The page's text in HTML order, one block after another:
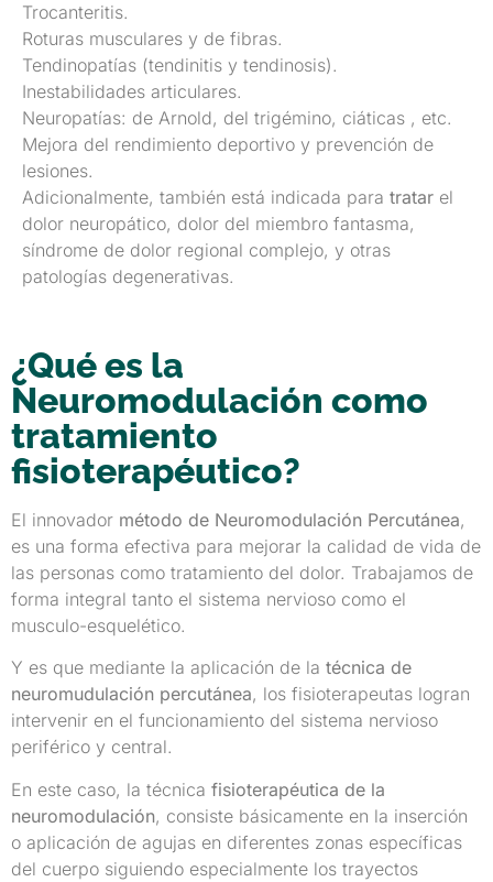
Trocanteritis.
Roturas musculares y de fibras.
Tendinopatías (tendinitis y tendinosis).
Inestabilidades articulares.
Neuropatías: de Arnold, del trigémino, ciáticas , etc.
Mejora del rendimiento deportivo y prevención de
lesiones.
Adicionalmente, también está indicada para tratar el
dolor neuropático, dolor del miembro fantasma,
síndrome de dolor regional complejo, y otras
patologías degenerativas.
¿Qué es la
Neuromodulación como
tratamiento
fisioterapéutico?
El innovador método de Neuromodulación Percutánea,
es una forma efectiva para mejorar la calidad de vida de
las personas como tratamiento del dolor. Trabajamos de
forma integral tanto el sistema nervioso como el
musculo-esquelético.
Y es que mediante la aplicación de la técnica de
neuromudulación percutánea, los fisioterapeutas logran
intervenir en el funcionamiento del sistema nervioso
periférico y central.
En este caso, la técnica fisioterapéutica de la
neuromodulación, consiste básicamente en la inserción
o aplicación de agujas en diferentes zonas específicas
del cuerpo siguiendo especialmente los trayectos